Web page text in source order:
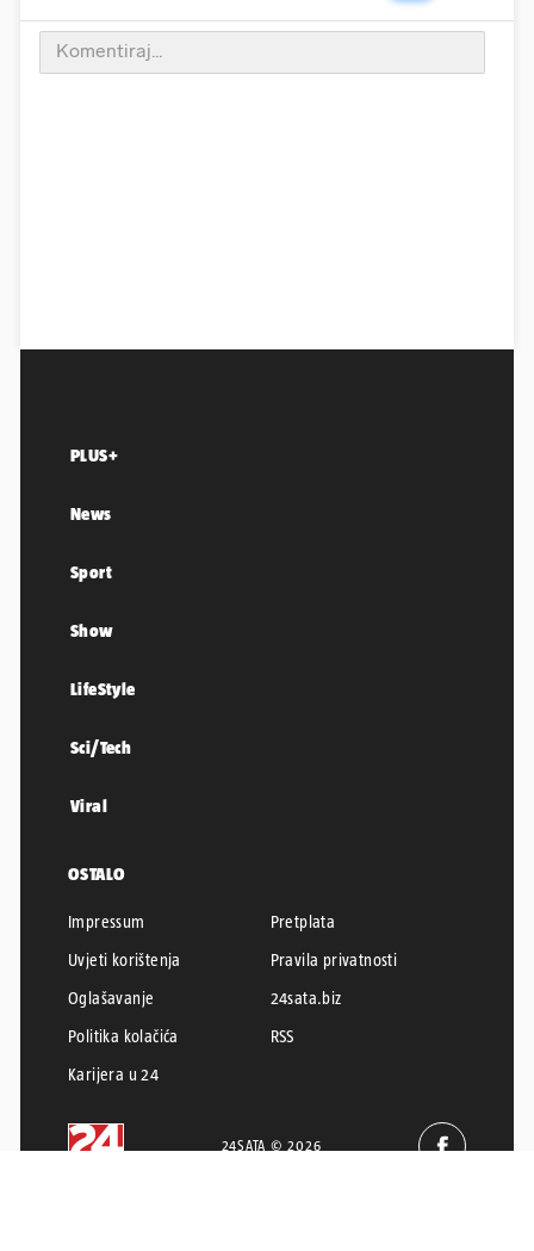
PLUS+
News
Sport
Show
LifeStyle
Sci/Tech
Viral
OSTALO
Impressum
Pretplata
Uvjeti korištenja
Pravila privatnosti
Oglašavanje
24sata.biz
Politika kolačića
RSS
Karijera u 24
24SATA © 2026